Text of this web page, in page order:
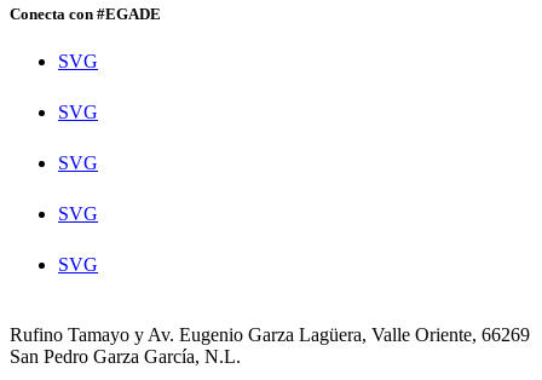
Conecta con #EGADE
SVG
SVG
SVG
SVG
SVG
Rufino Tamayo y Av. Eugenio Garza Lagüera, Valle Oriente, 66269
San Pedro Garza García, N.L.